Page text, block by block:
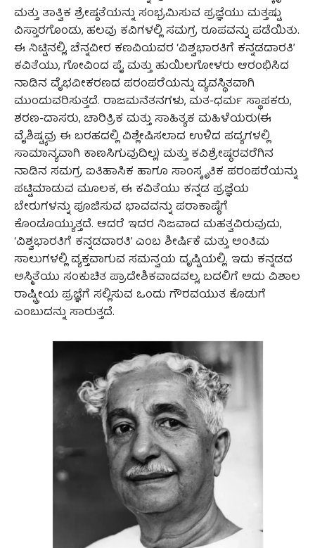
ಮತ್ತು ತಾತ್ವಿಕ ಶ್ರೇಷ್ಠತೆಯನ್ನು ಸಂಭ್ರಮಿಸುವ ಪ್ರಜ್ಞೆಯು ಮತ್ತಷ್ಟು
ವಿಸ್ತಾರಗೊಂಡು, ಹಲವು ಕವಿಗಳಲ್ಲಿ ಸಮಗ್ರ ರೂಪವನ್ನು ಪಡೆಯಿತು.
ಈ ನಿಟ್ಟಿನಲ್ಲಿ, ಚೆನ್ನವೀರ ಕಣವಿಯವರ ‘ವಿಶ್ವಭಾರತಿಗೆ ಕನ್ನಡದಾರತಿ’
ಕವಿತೆಯು, ಗೋವಿಂದ ಪೈ ಮತ್ತು ಹುಯಿಲಗೋಳರು ಆರಂಭಿಸಿದ
ನಾಡಿನ ವೈಭವೀಕರಣದ ಪರಂಪರೆಯನ್ನು ವ್ಯವಸ್ಥಿತವಾಗಿ
ಮುಂದುವರಿಸುತ್ತದೆ. ರಾಜಮನೆತನಗಳು, ಮತ-ಧರ್ಮ ಸ್ಥಾಪಕರು,
ಶರಣ-ದಾಸರು, ಚಾರಿತ್ರಿಕ ಮತ್ತು ಸಾಹಿತ್ಯಕ ಮಹಿಳೆಯರು(ಈ
ವೈಶಿಷ್ಟ್ಯವು ಈ ಬರಹದಲ್ಲಿ ವಿಶ್ಲೇಷಿಸಲಾದ ಉಳಿದ ಪದ್ಯಗಳಲ್ಲಿ
ಸಾಮಾನ್ಯವಾಗಿ ಕಾಣಸಿಗುವುದಿಲ್ಲ) ಮತ್ತು ಕವಿಶ್ರೇಷ್ಠರವರೆಗಿನ
ನಾಡಿನ ಸಮಗ್ರ ಐತಿಹಾಸಿಕ ಹಾಗೂ ಸಾಂಸ್ಕೃತಿಕ ಪರಂಪರೆಯನ್ನು
ಪಟ್ಟಿಮಾಡುವ ಮೂಲಕ, ಈ ಕವಿತೆಯು ಕನ್ನಡ ಪ್ರಜ್ಞೆಯ
ಬೇರುಗಳನ್ನು ಪೂಜಿಸುವ ಭಾವವನ್ನು ಪರಾಕಾಷ್ಠೆಗೆ
ಕೊಂಡೊಯ್ಯುತ್ತದೆ. ಆದರೆ ಇದರ ನಿಜವಾದ ಮಹತ್ವವಿರುವುದು,
‘ವಿಶ್ವಭಾರತಿಗೆ ಕನ್ನಡದಾರತಿ’ ಎಂಬ ಶೀರ್ಷಿಕೆ ಮತ್ತು ಅಂತಿಮ
ಸಾಲುಗಳಲ್ಲಿ ವ್ಯಕ್ತವಾಗುವ ಸಮನ್ವಯ ದೃಷ್ಟಿಯಲ್ಲಿ. ಇದು ಕನ್ನಡದ
ಅಸ್ಮಿತೆಯು ಸಂಕುಚಿತ ಪ್ರಾದೇಶಿಕವಾದವಲ್ಲ, ಬದಲಿಗೆ ಅದು ವಿಶಾಲ
ರಾಷ್ಟ್ರೀಯ ಪ್ರಜ್ಞೆಗೆ ಸಲ್ಲಿಸುವ ಒಂದು ಗೌರವಯುತ ಕೊಡುಗೆ
ಎಂಬುದನ್ನು ಸಾರುತ್ತದೆ.